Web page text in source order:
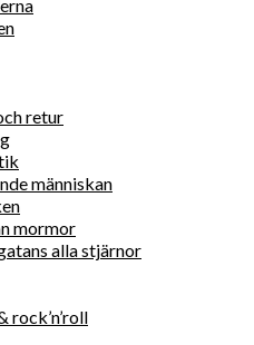
retur
människan
mormor
alla stjärnor
rock’n’roll